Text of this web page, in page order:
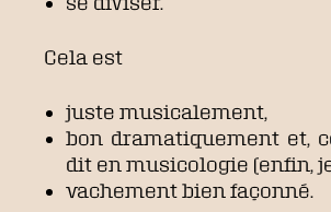
Cela est
juste musicalement,
bon dramatiquement et,
dit en musicologie (enfin,
vachement bien façonné.